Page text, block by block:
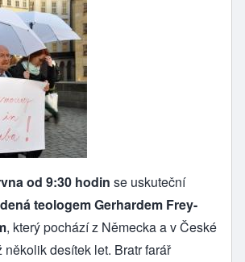
od 9:30 hodin se uskuteční
teologem Gerhardem Frey-
, který pochází z Německa a v České
desítek let. Bratr farář